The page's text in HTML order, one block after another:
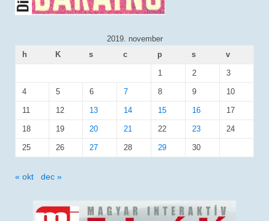
2019. november
h
K s c p s v
1 2 3
4 5 6 7 8 9 10
11 12 13 14 15 16 17
18 19 20 21 22 23 24
25 26 27 28 29 30
« okt dec »